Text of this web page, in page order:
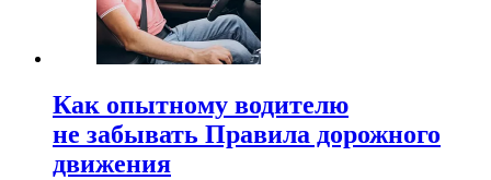
Как опытному водителю
не забывать Правила дорожного
движения